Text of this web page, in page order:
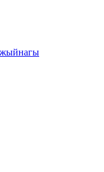
жыйнагы